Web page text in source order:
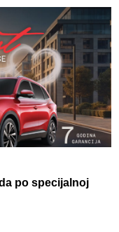
po specijalnoj